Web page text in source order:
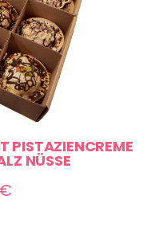
PISTAZIENCREME
NÜSSE
€